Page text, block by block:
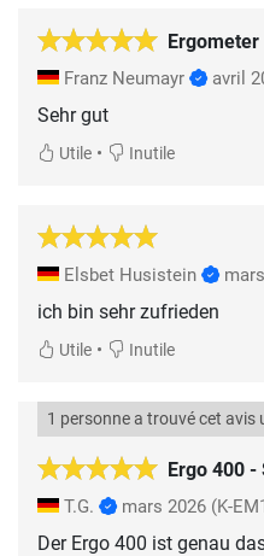
Ergometer
Franz Neumayr avril
Sehr gut
Utile • Inutile
Elsbet Husistein
ich bin sehr zufrieden
Utile • Inutile
Ergo 400
1 personne a trouvé cet avis
T.G. mars 2026 (K-
Der Ergo 400 ist genau